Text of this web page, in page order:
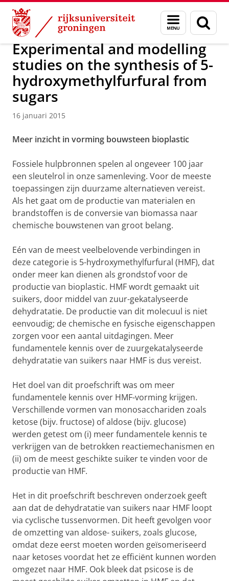
Skip
Content
Skip
Navigation
Menu
en
zoeken
Over ons Actueel Nieuws Nieuwsberichten
Experimental and modelling
studies on the synthesis of 5-
hydroxymethylfurfural from
sugars
16 januari 2015
Meer inzicht in vorming bouwsteen bioplastic
Fossiele hulpbronnen spelen al ongeveer 100 jaar
een sleutelrol in onze samenleving. Voor de meeste
toepassingen zijn duurzame alternatieven vereist.
Als het gaat om de productie van materialen en
brandstoffen is de conversie van biomassa naar
chemische bouwstenen van groot belang.
Eén van de meest veelbelovende verbindingen in
deze categorie is 5-hydroxymethylfurfural (HMF), dat
onder meer kan dienen als grondstof voor de
productie van bioplastic. HMF wordt gemaakt uit
suikers, door middel van zuur-gekatalyseerde
dehydratatie. De productie van dit molecuul is niet
eenvoudig; de chemische en fysische eigenschappen
zorgen voor een aantal uitdagingen. Meer
fundamentele kennis over de zuurgekatalyseerde
dehydratatie van suikers naar HMF is dus vereist.
Het doel van dit proefschrift was om meer
fundamentele kennis over HMF-vorming krijgen.
Verschillende vormen van monosacchariden zoals
ketose (bijv. fructose) of aldose (bijv. glucose)
werden getest om (i) meer fundamentele kennis te
verkrijgen van de betrokken reactiemechanismen en
(ii) om de meest geschikte suiker te vinden voor de
productie van HMF.
Het in dit proefschrift beschreven onderzoek geeft
aan dat de dehydratatie van suikers naar HMF loopt
via cyclische tussenvormen. Dit heeft gevolgen voor
de omzetting van aldose- suikers, zoals glucose,
omdat deze eerst moeten worden geïsomeriseerd
naar ketoses voordat het ze efficiënt kunnen worden
omgezet naar HMF. Ook bleek dat psicose is de